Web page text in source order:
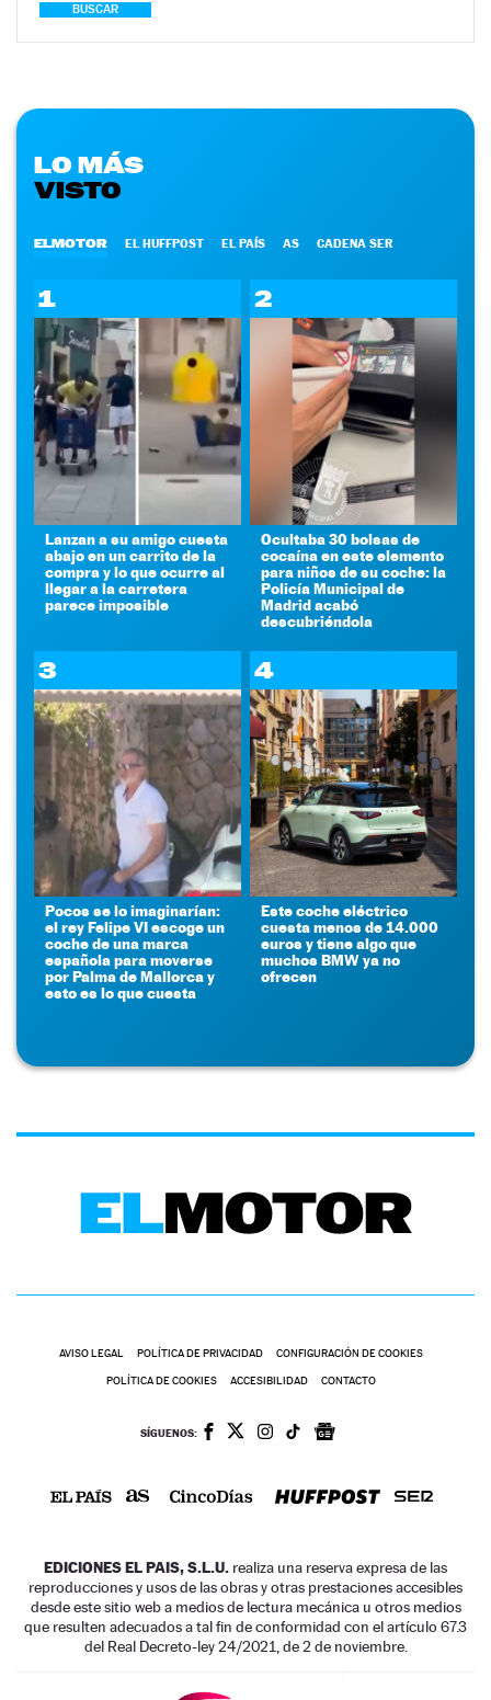
BUSCAR
LO MÁS
VISTO
ELMOTOR EL HUFFPOST EL PAÍS AS CADENA SER
1
Lanzan a su amigo cuesta
abajo en un carrito de la
compra y lo que ocurre al
llegar a la carretera
parece imposible
2
Ocultaba 30 bolsas de
cocaína en este elemento
para niños de su coche: la
Policía Municipal de
Madrid acabó
descubriéndola
3
Pocos se lo imaginarían:
el rey Felipe VI escoge un
coche de una marca
española para moverse
por Palma de Mallorca y
esto es lo que cuesta
4
Este coche eléctrico
cuesta menos de 14.000
euros y tiene algo que
muchos BMW ya no
ofrecen
AVISO LEGAL POLÍTICA DE PRIVACIDAD CONFIGURACIÓN DE COOKIES
POLÍTICA DE COOKIES ACCESIBILIDAD CONTACTO
SÍGUENOS:
EDICIONES EL PAIS, S.L.U. realiza una reserva expresa de las
reproducciones y usos de las obras y otras prestaciones accesibles
desde este sitio web a medios de lectura mecánica u otros medios
que resulten adecuados a tal fin de conformidad con el artículo 67.3
del Real Decreto-ley 24/2021, de 2 de noviembre.